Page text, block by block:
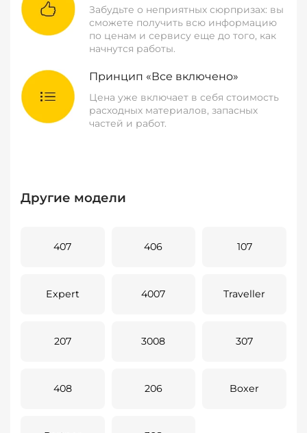
Забудьте о неприятных сюрпризах: вы
сможете получить всю информацию
по ценам и сервису еще до того, как
начнутся работы.
Принцип «Все включено»
Цена уже включает в себя стоимость
расходных материалов, запасных
частей и работ.
Другие модели
407 406 107
Expert 4007 Traveller
207 3008 307
408 206 Boxer